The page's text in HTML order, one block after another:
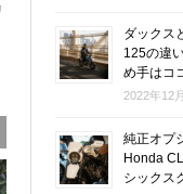
ダックス
125の違
め手はコ
2022年12
純正オプ
Honda
シックス